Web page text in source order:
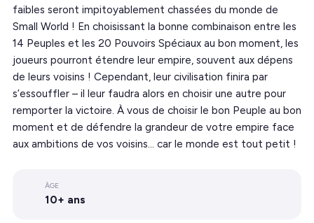
faibles seront impitoyablement chassées du monde de
Small World ! En choisissant la bonne combinaison entre les
14 Peuples et les 20 Pouvoirs Spéciaux au bon moment, les
joueurs pourront étendre leur empire, souvent aux dépens
de leurs voisins ! Cependant, leur civilisation finira par
s’essouffler – il leur faudra alors en choisir une autre pour
remporter la victoire. À vous de choisir le bon Peuple au bon
moment et de défendre la grandeur de votre empire face
aux ambitions de vos voisins… car le monde est tout petit !
ÂGE
10+ ans